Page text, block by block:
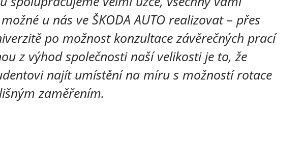
u nás ve ŠKODA AUTO realizovat – přes
po možnost konzultace závěrečných prací
z výhod společnosti naší velikosti je to, že
najít umístění na míru s možností rotace
zaměřením.